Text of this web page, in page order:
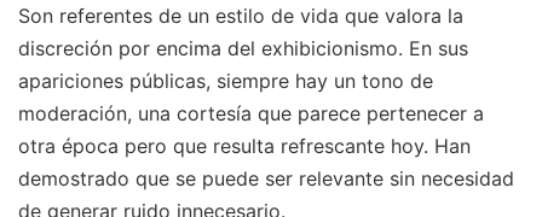
Son referentes de un estilo de vida que valora la
discreción por encima del exhibicionismo. En sus
apariciones públicas, siempre hay un tono de
moderación, una cortesía que parece pertenecer a
otra época pero que resulta refrescante hoy. Han
demostrado que se puede ser relevante sin necesidad
de generar ruido innecesario.